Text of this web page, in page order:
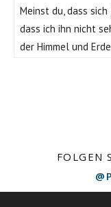
Meinst du, dass
dass ich ihn nicht
der Himmel und
FOLGEN